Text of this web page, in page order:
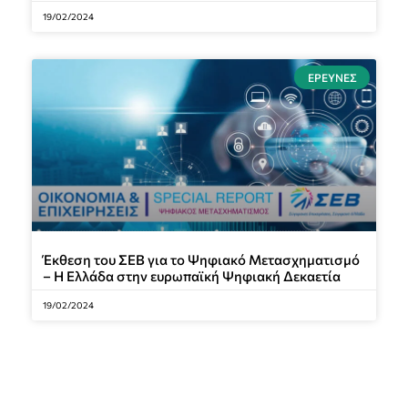
19/02/2024
ΈΡΕΥΝΕΣ
Έκθεση του ΣΕΒ για το Ψηφιακό Μετασχηματισμό
– Η Ελλάδα στην ευρωπαϊκή Ψηφιακή Δεκαετία
19/02/2024